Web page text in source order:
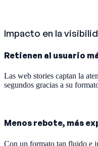
Impacto en la
Retienen al usuario
Las web stories captan la
segundos gracias a su
Menos rebote, más
Con un formato tan fluido e